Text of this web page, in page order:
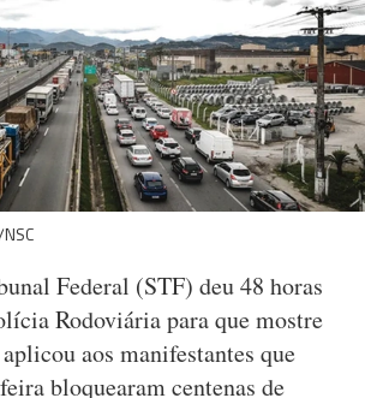
Federal (STF) deu 48 horas
Rodoviária para que mostre
aos manifestantes que
bloquearam centenas de